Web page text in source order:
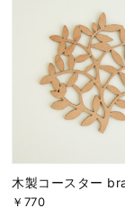
木製コースター
￥770